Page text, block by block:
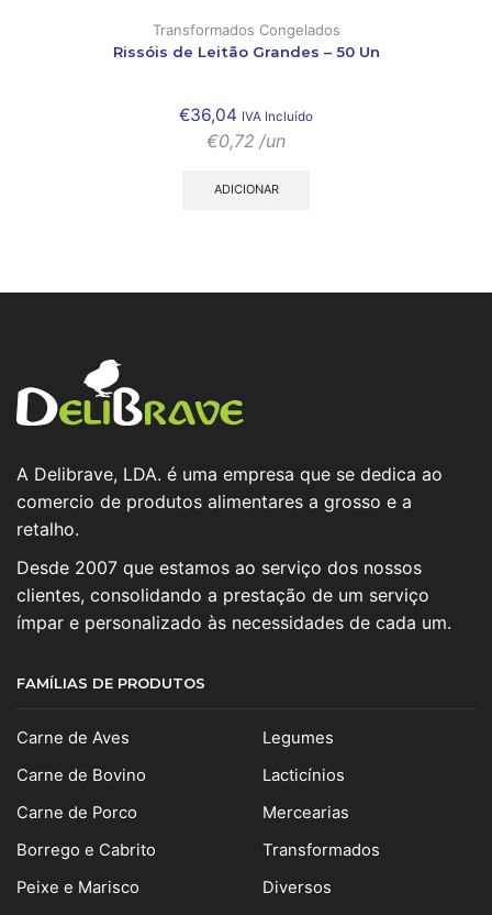
Transformados Congelados
Rissóis de Leitão Grandes – 50 Un
€36,04 IVA Incluído
€0,72 /un
ADICIONAR
A Delibrave, LDA. é uma empresa que se dedica ao
comercio de produtos alimentares a grosso e a
retalho.
Desde 2007 que estamos ao serviço dos nossos
clientes, consolidando a prestação de um serviço
ímpar e personalizado às necessidades de cada um.
FAMÍLIAS DE PRODUTOS
Carne de Aves
Carne de Bovino
Carne de Porco
Borrego e Cabrito
Peixe e Marisco
Legumes
Lacticínios
Mercearias
Transformados
Diversos